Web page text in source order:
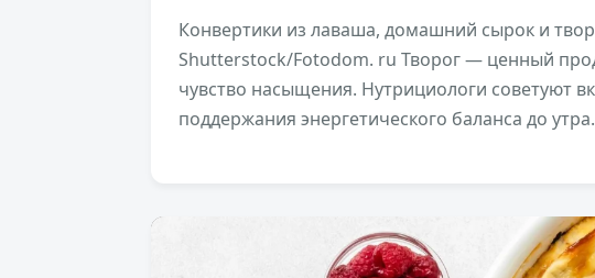
Конвертики из лаваша, домашний сырок и
Shutterstock/Fotodom. ru Творог — ценный
чувство насыщения. Нутрициологи советуют
поддержания энергетического баланса до утра.